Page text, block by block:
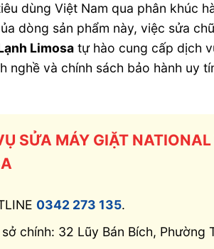
dùng Việt Nam qua phân khúc
dòng sản phẩm này, việc sửa
Limosa tự hào cung cấp dịch
nghề và chính sách bảo hành uy
SỬA MÁY GIẶT
0342 273 135.
chính: 32 Lũy Bán Bích, Phường